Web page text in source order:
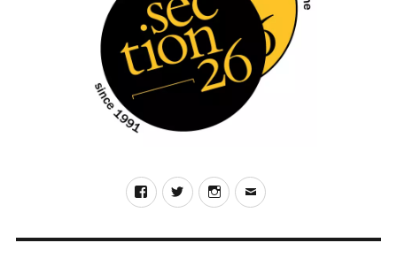
Table
Ronde)
FacebookTwitterInstagram
E-